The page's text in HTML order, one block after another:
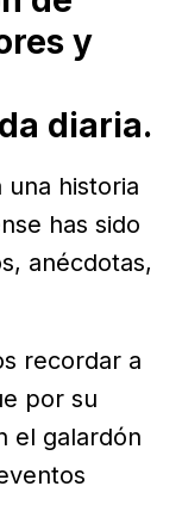
y
diaria.
una historia
has sido
anécdotas,
recordar a
por su
el galardón